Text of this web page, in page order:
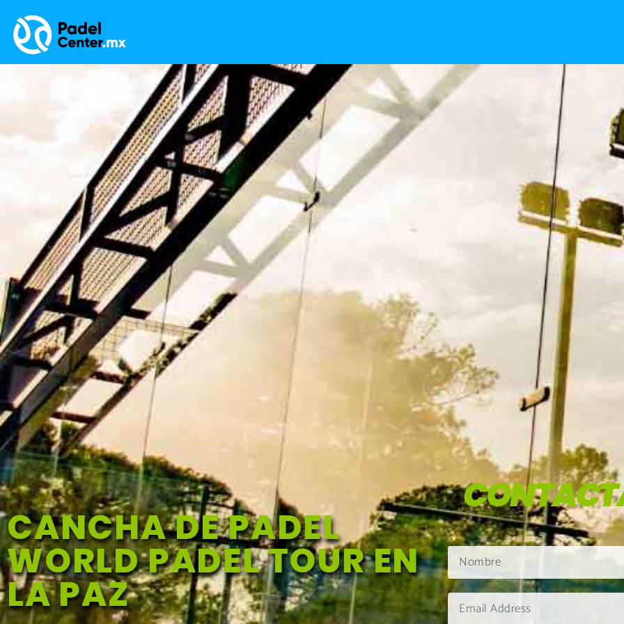
CANCHA DE PADEL
WORLD PADEL TOUR EN
LA PAZ